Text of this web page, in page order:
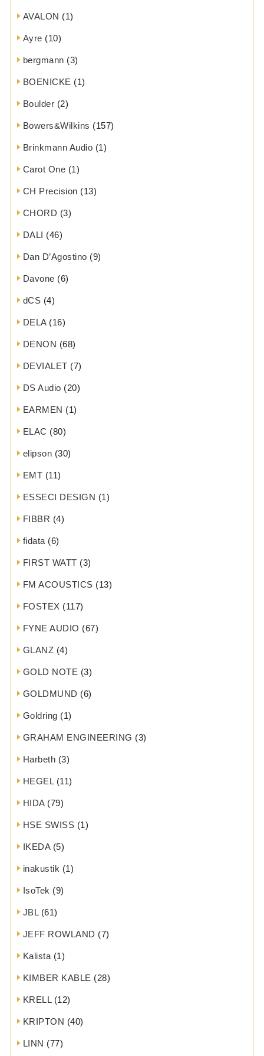
AVALON (1)
Ayre (10)
bergmann (3)
BOENICKE (1)
Boulder (2)
Bowers&Wilkins (157)
Brinkmann Audio (1)
Carot One (1)
CH Precision (13)
CHORD (3)
DALI (46)
Dan D’Agostino (9)
Davone (6)
dCS (4)
DELA(16)
DENON (68)
DEVIALET (7)
DS Audio (20)
EARMEN (1)
ELAC (80)
elipson (30)
EMT (11)
ESSECI DESIGN (1)
FIBBR (4)
fidata (6)
FIRST WATT (3)
FM ACOUSTICS (13)
FOSTEX (117)
FYNE AUDIO (67)
GLANZ (4)
GOLD NOTE (3)
GOLDMUND (6)
Goldring (1)
GRAHAM ENGINEERING (3)
Harbeth (3)
HEGEL(11)
HIDA(79)
HSE SWISS (1)
IKEDA(5)
inakustik (1)
IsoTek (9)
JBL(61)
JEFF ROWLAND (7)
Kalista (1)
KIMBER KABLE (28)
KRELL(12)
KRIPTON (40)
LINN (77)